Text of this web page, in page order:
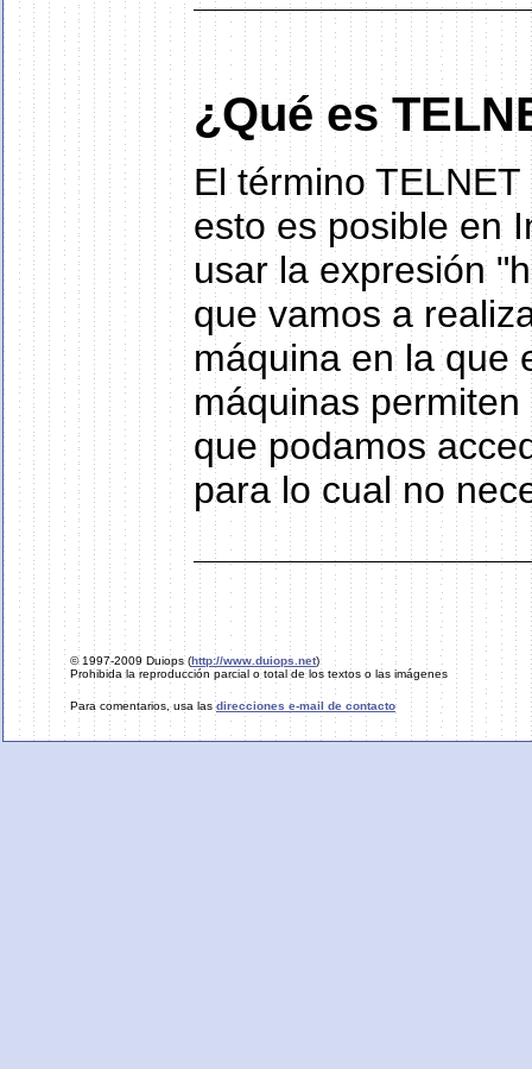
¿Qué es
El término
esto es posible en
usar la expresión
que vamos a
máquina en la que
máquinas
que podamos
para lo cual no
© 1997-2009 Duiops (http://www.duiops.net)
Prohibida la reproducción parcial o total de los textos o las imágenes
Para comentarios, usa lasdirecciones e-mail de contacto